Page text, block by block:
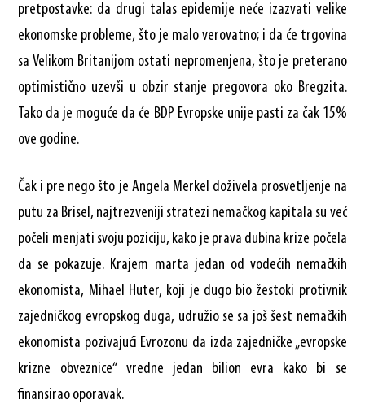
pretpostavke: da drugi talas epidemije neće izazvati velike
ekonomske probleme, što je malo verovatno; i da će trgovina
sa Velikom Britanijom ostati nepromenjena, što je preterano
optimistično uzevši u obzir stanje pregovora oko Bregzita.
Tako da je moguće da će BDP Evropske unije pasti za čak 15%
ove godine.
Čak i pre nego što je Angela Merkel doživela prosvetljenje na
putu za Brisel, najtrezveniji stratezi nemačkog kapitala su već
počeli menjati svoju poziciju, kako je prava dubina krize počela
da se pokazuje. Krajem marta jedan od vodećih nemačkih
ekonomista, Mihael Huter, koji je dugo bio žestoki protivnik
zajedničkog evropskog duga, udružio se sa još šest nemačkih
ekonomista pozivajući Evrozonu da izda zajedničke „evropske
krizne obveznice“ vredne jedan bilion evra kako bi se
finansirao oporavak.